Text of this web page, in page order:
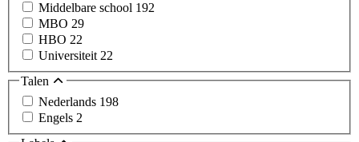
Middelbare school 192
MBO 29
HBO 22
Universiteit 22
Talen
Nederlands 198
Engels 2